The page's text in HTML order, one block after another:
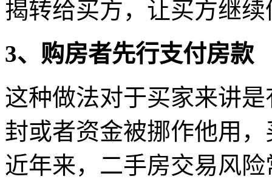
揭转给买方，让买方继
3、购房者先行支付房款
这种做法对于买家来讲
封或者资金被挪作他用
近年来，二手房交易风